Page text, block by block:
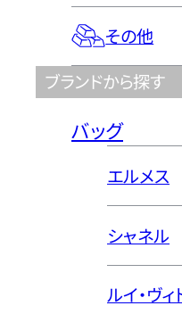
その他
ブランドから探す
バッグ
エルメス
シャネル
ルイ・ヴィ